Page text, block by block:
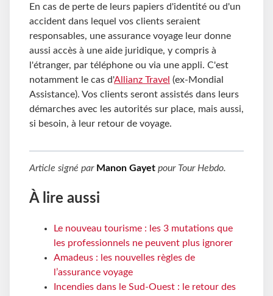
En cas de perte de leurs papiers d'identité ou d'un
accident dans lequel vos clients seraient
responsables, une assurance voyage leur donne
aussi accès à une aide juridique, y compris à
l'étranger, par téléphone ou via une appli. C'est
notamment le cas d'Allianz Travel (ex-Mondial
Assistance). Vos clients seront assistés dans leurs
démarches avec les autorités sur place, mais aussi,
si besoin, à leur retour de voyage.
Article signé par Manon Gayet pour Tour Hebdo.
À lire aussi
Le nouveau tourisme : les 3 mutations que
les professionnels ne peuvent plus ignorer
Amadeus : les nouvelles règles de
l’assurance voyage
Incendies dans le Sud-Ouest : le retour des